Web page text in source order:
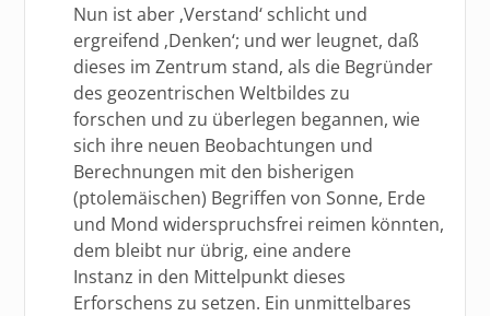
Nun ist aber ‚Verstand‘ schlicht und
ergreifend ‚Denken‘; und wer leugnet, daß
dieses im Zentrum stand, als die Begründer
des geozentrischen Weltbildes zu
forschen und zu überlegen begannen, wie
sich ihre neuen Beobachtungen und
Berechnungen mit den bisherigen
(ptolemäischen) Begriffen von Sonne, Erde
und Mond widerspruchsfrei reimen könnten,
dem bleibt nur übrig, eine andere
Instanz in den Mittelpunkt dieses
Erforschens zu setzen. Ein unmittelbares